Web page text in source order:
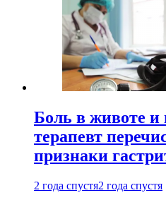
Боль в животе и
терапевт
признаки
2 года спустя2 года спустя